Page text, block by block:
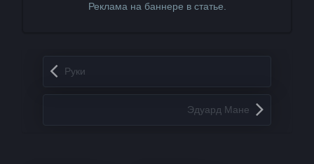
Реклама на баннере в статье.
Запись навигация
Руки
Эдуард Мане